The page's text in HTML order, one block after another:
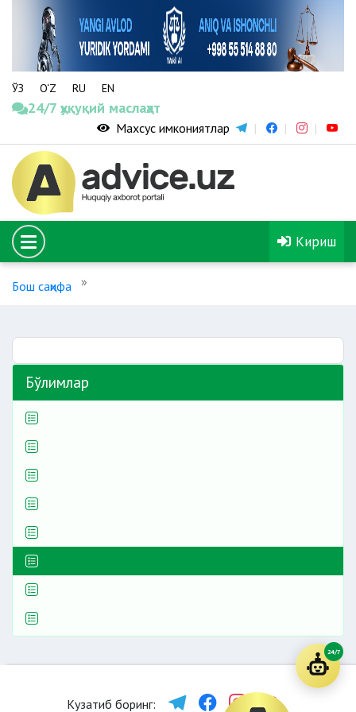
ЎЗ O‘Z RU EN
24/7 ҳуқуқий маслаҳат
Махсус имкониятлар
Кириш
Бош саҳифа
Бўлимлар
Кузатиб боринг:
24/7